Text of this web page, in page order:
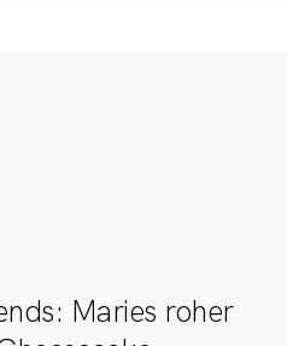
Maries roher